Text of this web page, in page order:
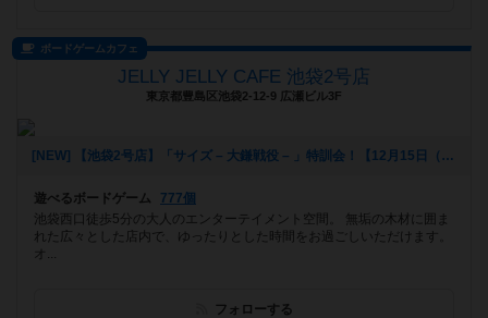
ボードゲームカフェ
JELLY JELLY CAFE 池袋2号店
東京都豊島区池袋2-12-9 広瀬ビル3F
[NEW] 【池袋2号店】「サイズ – 大鎌戦役 – 」特訓会！【12月15日（日）】（2019年11月30日 20時39分）
遊べるボードゲーム
777個
池袋西口徒歩5分の大人のエンターテイメント空間。 無垢の木材に囲ま
れた広々とした店内で、ゆったりとした時間をお過ごしいただけます。
オ...
フォローする